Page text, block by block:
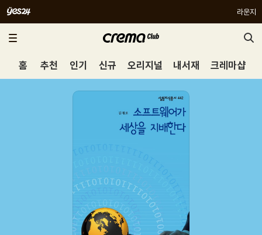
라운지
홈 추천 인기 신규 오리지널 내서재 크레마샵